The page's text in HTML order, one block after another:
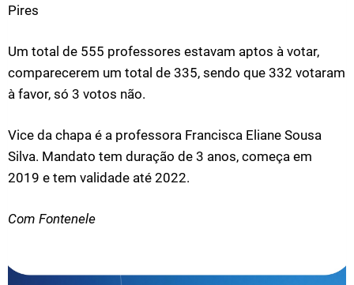
Pires
Um total de 555 professores estavam aptos à votar,
comparecerem um total de 335, sendo que 332 votaram
à favor, só 3 votos não.
Vice da chapa é a professora Francisca Eliane Sousa
Silva. Mandato tem duração de 3 anos, começa em
2019 e tem validade até 2022.
Com Fontenele